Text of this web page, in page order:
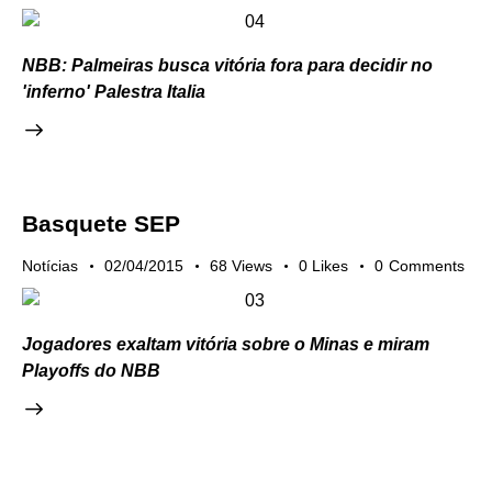
NBB: Palmeiras busca vitória fora para decidir no
'inferno' Palestra Italia
Basquete SEP
Notícias 02/04/2015 68 Views 0 Likes 0 Comments
Jogadores exaltam vitória sobre o Minas e miram
Playoffs do NBB